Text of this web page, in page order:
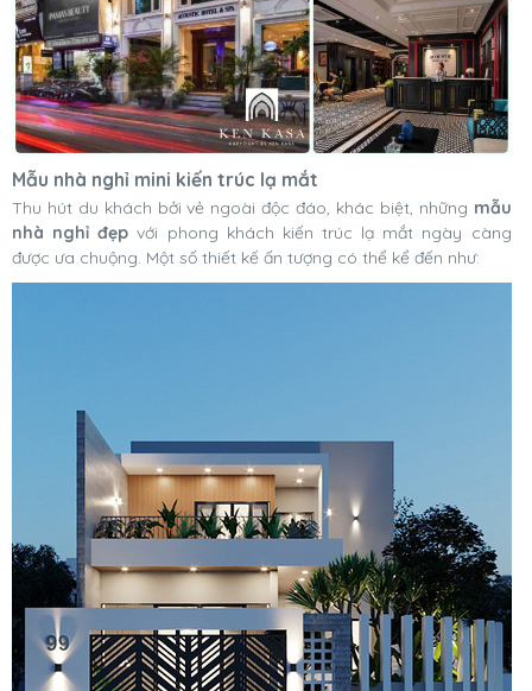
Mẫu nhà nghỉ mini kiến trúc lạ mắt
Thu hút du khách bởi vẻ ngoài độc đáo, khác biệt, những mẫu
nhà nghỉ đẹp với phong khách kiến trúc lạ mắt ngày càng
được ưa chuộng. Một số thiết kế ấn tượng có thể kể đến như: